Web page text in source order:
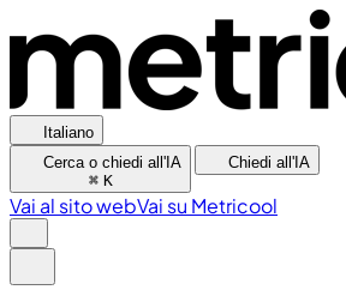
Italiano
Cerca o chiedi all'IA
⌘ K
Chiedi all'IA
Vai al sito webVai su Metricool